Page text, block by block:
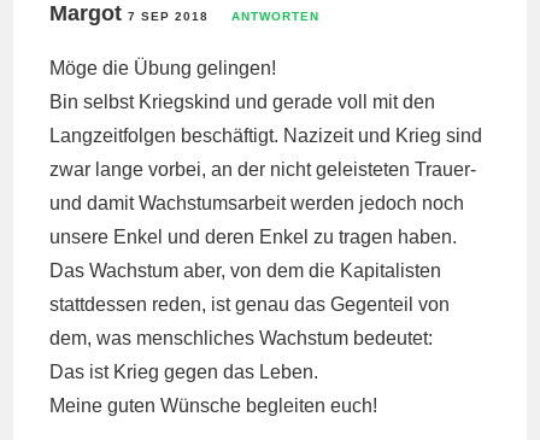
Margot7 SEP 2018 ANTWORTEN
Möge die Übung gelingen!
Bin selbst Kriegskind und gerade voll mit den
Langzeitfolgen beschäftigt. Nazizeit und Krieg sind
zwar lange vorbei, an der nicht geleisteten Trauer-
und damit Wachstumsarbeit werden jedoch noch
unsere Enkel und deren Enkel zu tragen haben.
Das Wachstum aber, von dem die Kapitalisten
stattdessen reden, ist genau das Gegenteil von
dem, was menschliches Wachstum bedeutet:
Das ist Krieg gegen das Leben.
Meine guten Wünsche begleiten euch!